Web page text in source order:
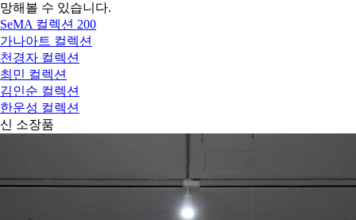
망해볼 수 있습니다.
SeMA 컬렉션 200
가나아트 컬렉션
천경자 컬렉션
최민 컬렉션
김인순 컬렉션
한운성 컬렉션
신 소장품